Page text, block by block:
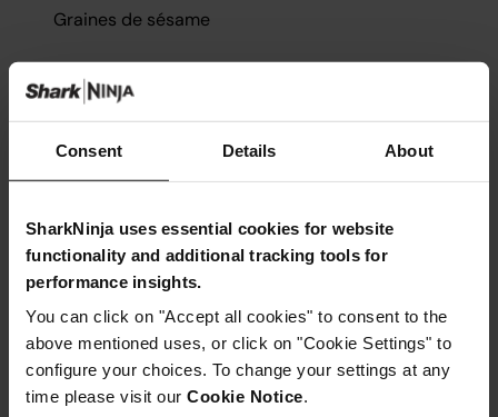
Consent Details About
SharkNinja uses essential cookies for website
functionality and additional tracking tools for
performance insights.
You can click on "Accept all cookies" to consent to the
above mentioned uses, or click on "Cookie Settings" to
configure your choices. To change your settings at any
time please visit our Cookie Notice.
Graines de sésame
Ustensiles nécessaires
Instructions